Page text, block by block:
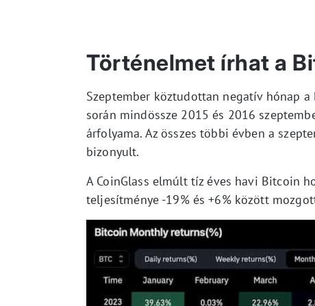
Történelmet írhat a
Szeptember köztudottan negatív hónap
során mindössze 2015 és 2016
árfolyama. Az összes többi évben a
bizonyult.
A CoinGlass elmúlt tíz éves havi Bitcoin
teljesítménye -19% és +6% között